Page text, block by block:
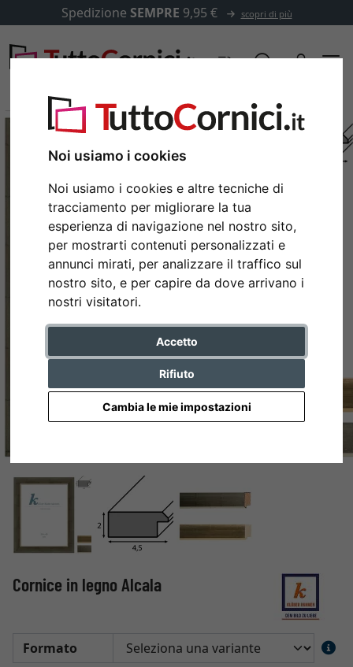
Noi usiamo i cookies
Noi usiamo i cookies e altre tecniche di
tracciamento per migliorare la tua
esperienza di navigazione nel nostro sito,
per mostrarti contenuti personalizzati e
annunci mirati, per analizzare il traffico sul
nostro sito, e per capire da dove arrivano i
nostri visitatori.
Accetto
Rifiuto
Cambia le mie impostazioni
Spedizione SEMPRE 9,95 € scopri di più
Indietro
Cornice in legno Alcala
Formato